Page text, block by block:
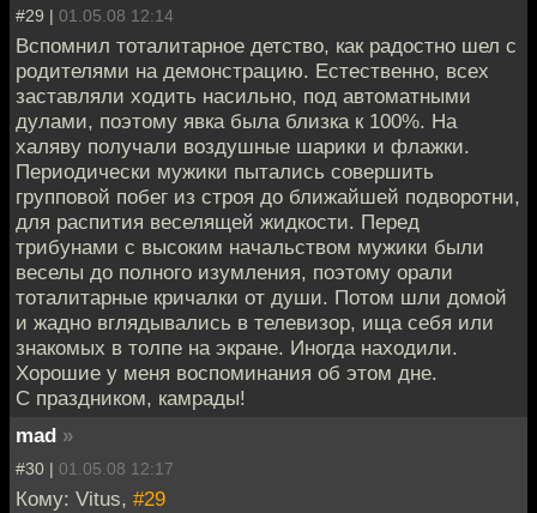
#29 | 01.05.08 12:14
Вспомнил тоталитарное детство, как радостно шел с
родителями на демонстрацию. Естественно, всех
заставляли ходить насильно, под автоматными
дулами, поэтому явка была близка к 100%. На
халяву получали воздушные шарики и флажки.
Периодически мужики пытались совершить
групповой побег из строя до ближайшей подворотни,
для распития веселящей жидкости. Перед
трибунами с высоким начальством мужики были
веселы до полного изумления, поэтому орали
тоталитарные кричалки от души. Потом шли домой
и жадно вглядывались в телевизор, ища себя или
знакомых в толпе на экране. Иногда находили.
Хорошие у меня воспоминания об этом дне.
С праздником, камрады!
mad »
#30 | 01.05.08 12:17
Кому: Vitus, #29